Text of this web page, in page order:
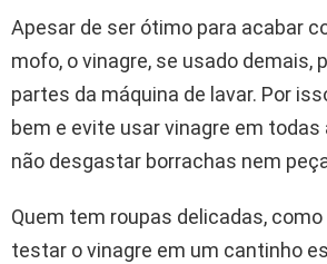
Apesar de ser ótimo para acabar
mofo, o vinagre, se usado demais,
partes da máquina de lavar. Por
bem e evite usar vinagre em todas
não desgastar borrachas nem
Quem tem roupas delicadas, como
testar o vinagre em um cantinho